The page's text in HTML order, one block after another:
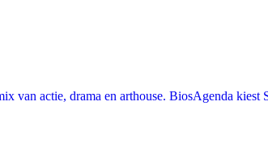
van actie, drama en arthouse. BiosAgenda